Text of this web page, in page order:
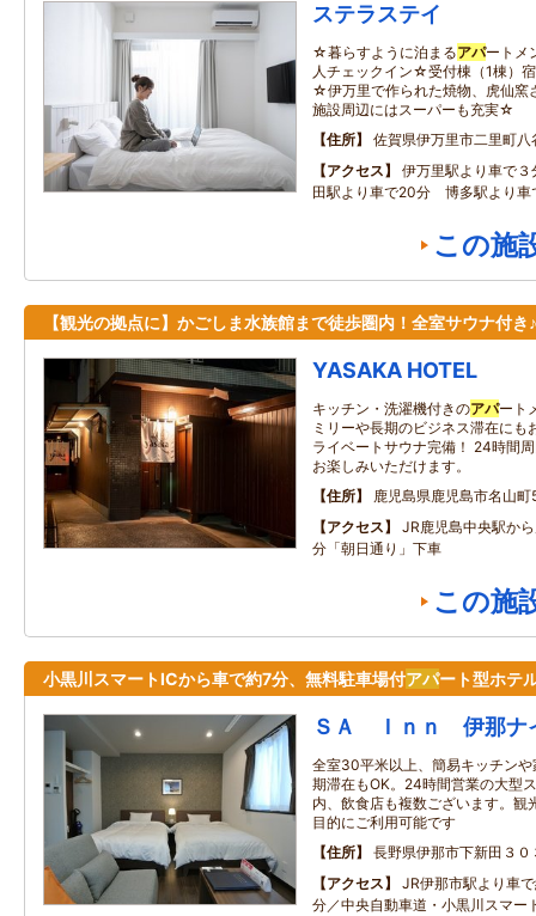
ステラステイ
☆暮らすように泊まるアパートメ
人チェックイン☆受付棟（1棟）
☆伊万里で作られた焼物、虎仙
施設周辺にはスーパーも充実☆
住所
佐賀県伊万里市二里町八
アクセス
伊万里駅より車で
田駅より車で20分 博多駅より
この施
【観光の拠点に】かごしま水族館まで徒歩圏内！全室サウナ付き♪
YASAKA HOTEL
キッチン・洗濯機付きのアパート
ミリーや長期のビジネス滞在にも
ライベートサウナ完備！ 24時間
お楽しみいただけます。
住所
鹿児島県鹿児島市名山町
アクセス
JR鹿児島中央駅か
分「朝日通り」下車
この施
小黒川スマートICから車で約7分、無料駐車場付アパート型ホテ
ＳＡ Ｉｎｎ 伊那ナ
全室30平米以上、簡易キッチン
期滞在もOK。24時間営業の大型
内、飲食店も複数ございます。観
目的にご利用可能です
住所
長野県伊那市下新田３０
アクセス
JR伊那市駅より車
分／中央自動車道・小黒川スマー